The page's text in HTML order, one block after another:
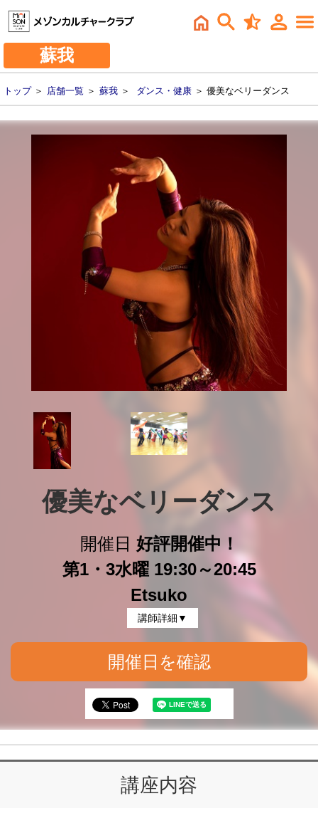
蘇我
トップ＞ 店舗一覧 ＞ 蘇我 ＞ ダンス・健康 ＞ 優美なベリーダンス
優美なベリーダンス
開催日 好評開催中！
第1・3水曜 19:30～20:45
Etsuko
講師詳細▼
開催日を確認
講座内容